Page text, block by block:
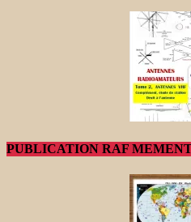
PUBLICATION RAF